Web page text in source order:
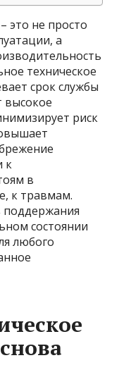
это не просто
а
техническое
срок службы
высокое
риск
к
в
к травмам.
состоянии
любого